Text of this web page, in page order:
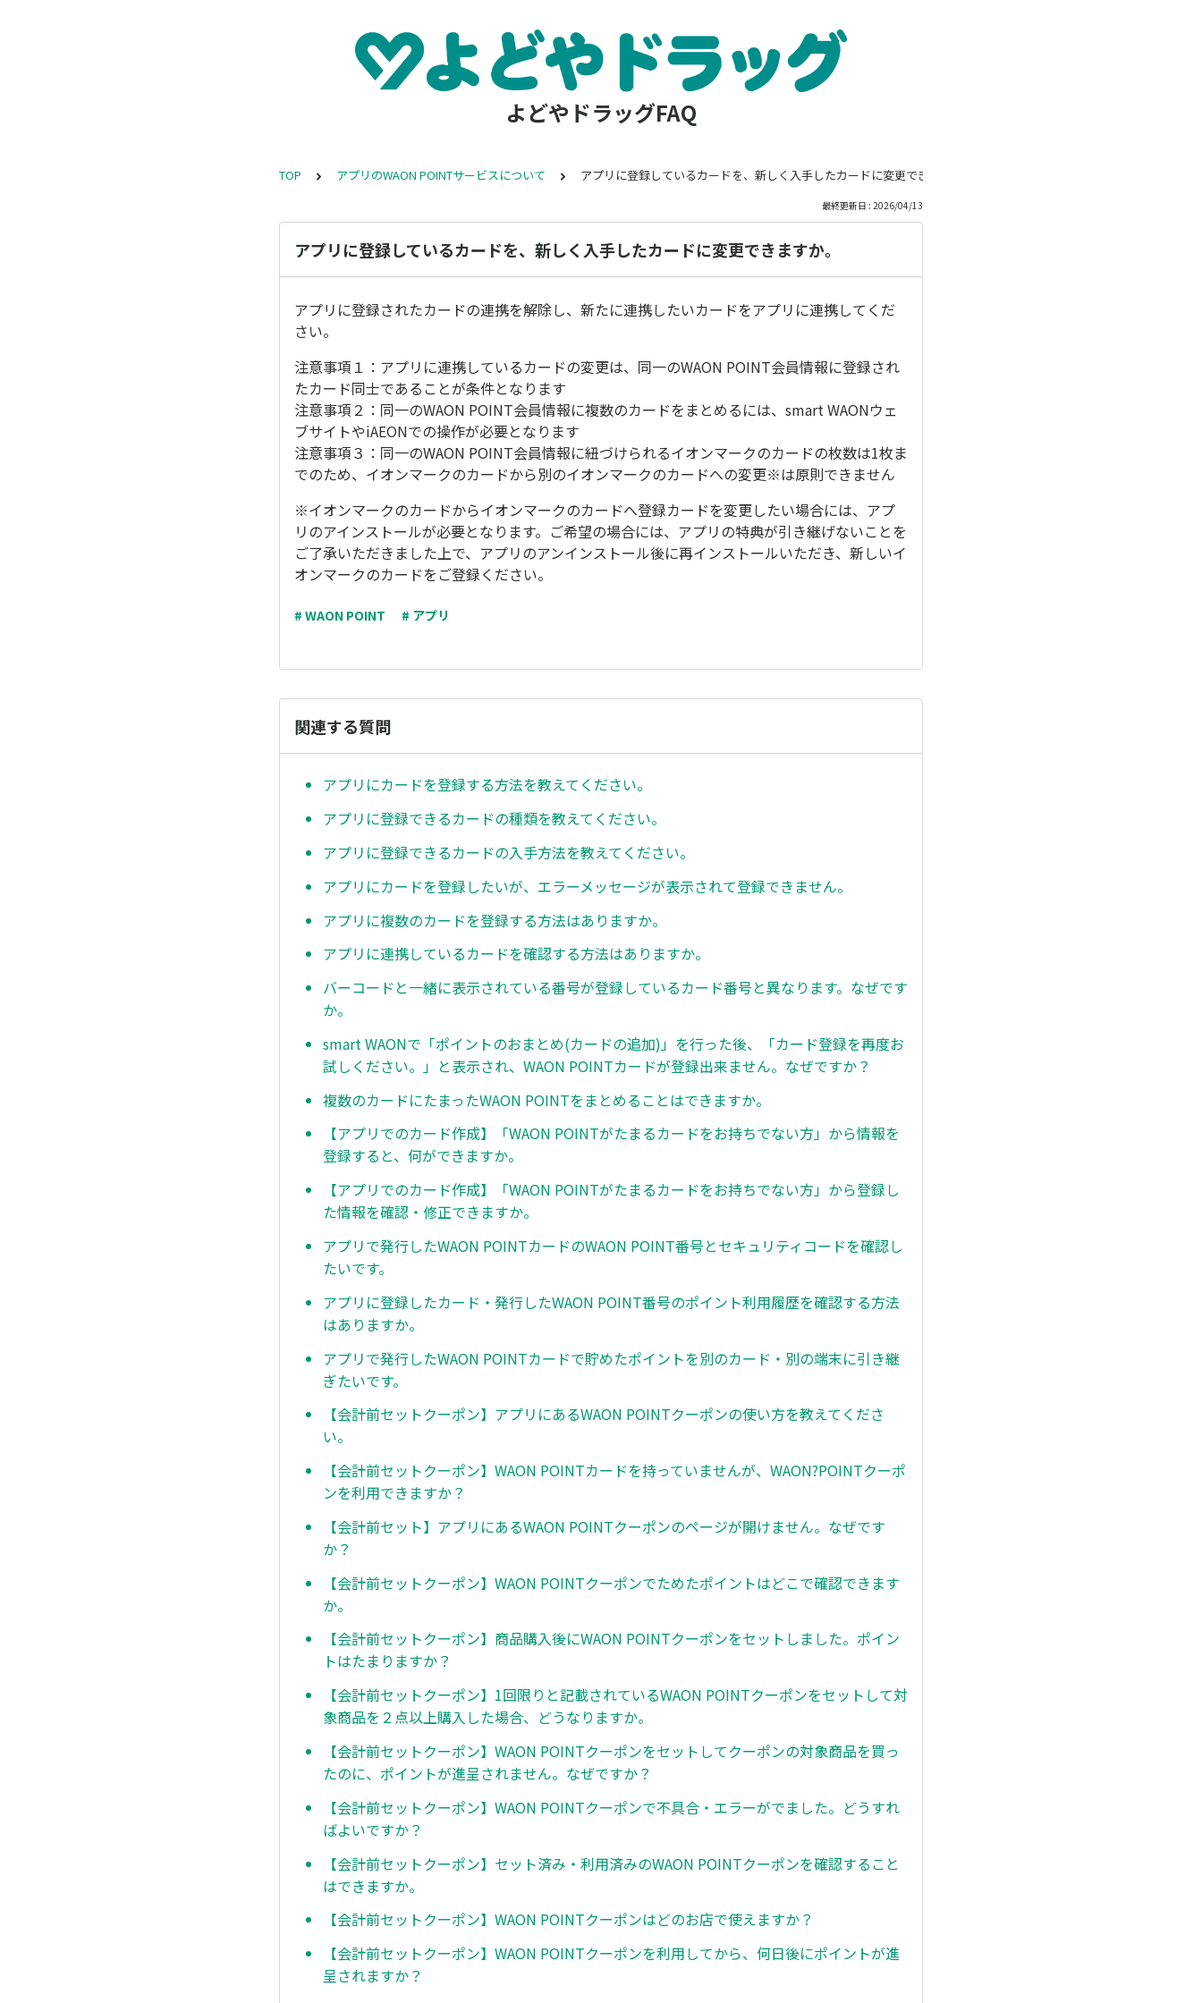
よどやドラッグFAQ
TOP アプリのWAON POINTサービスについて アプリに登録しているカードを、新しく入手したカードに変更できますか。
最終更新日 : 2026/04/13
アプリに登録しているカードを、新しく入手したカードに変更できますか。
アプリに登録されたカードの連携を解除し、新たに連携したいカードをアプリに連携してくだ
さい。
注意事項１：アプリに連携しているカードの変更は、同一のWAON POINT会員情報に登録され
たカード同士であることが条件となります
注意事項２：同一のWAON POINT会員情報に複数のカードをまとめるには、smart WAONウェ
ブサイトやiAEONでの操作が必要となります
注意事項３：同一のWAON POINT会員情報に紐づけられるイオンマークのカードの枚数は1枚ま
でのため、イオンマークのカードから別のイオンマークのカードへの変更※は原則できません
※イオンマークのカードからイオンマークのカードへ登録カードを変更したい場合には、アプ
リのアインストールが必要となります。ご希望の場合には、アプリの特典が引き継げないことを
ご了承いただきました上で、アプリのアンインストール後に再インストールいただき、新しいイ
オンマークのカードをご登録ください。
# WAON POINT # アプリ
関連する質問
アプリにカードを登録する方法を教えてください。
アプリに登録できるカードの種類を教えてください。
アプリに登録できるカードの入手方法を教えてください。
アプリにカードを登録したいが、エラーメッセージが表示されて登録できません。
アプリに複数のカードを登録する方法はありますか。
アプリに連携しているカードを確認する方法はありますか。
バーコードと一緒に表示されている番号が登録しているカード番号と異なります。なぜです
か。
smart WAONで「ポイントのおまとめ(カードの追加)」を行った後、「カード登録を再度お
試しください。」と表示され、WAON POINTカードが登録出来ません。なぜですか？
複数のカードにたまったWAON POINTをまとめることはできますか。
【アプリでのカード作成】「WAON POINTがたまるカードをお持ちでない方」から情報を
登録すると、何ができますか。
【アプリでのカード作成】「WAON POINTがたまるカードをお持ちでない方」から登録し
た情報を確認・修正できますか。
アプリで発行したWAON POINTカードのWAON POINT番号とセキュリティコードを確認し
たいです。
アプリに登録したカード・発行したWAON POINT番号のポイント利用履歴を確認する方法
はありますか。
アプリで発行したWAON POINTカードで貯めたポイントを別のカード・別の端末に引き継
ぎたいです。
【会計前セットクーポン】アプリにあるWAON POINTクーポンの使い方を教えてくださ
い。
【会計前セットクーポン】WAON POINTカードを持っていませんが、WAON?POINTクーポ
ンを利用できますか？
【会計前セット】アプリにあるWAON POINTクーポンのページが開けません。なぜです
か？
【会計前セットクーポン】WAON POINTクーポンでためたポイントはどこで確認できます
か。
【会計前セットクーポン】商品購入後にWAON POINTクーポンをセットしました。ポイン
トはたまりますか？
【会計前セットクーポン】1回限りと記載されているWAON POINTクーポンをセットして対
象商品を２点以上購入した場合、どうなりますか。
【会計前セットクーポン】WAON POINTクーポンをセットしてクーポンの対象商品を買っ
たのに、ポイントが進呈されません。なぜですか？
【会計前セットクーポン】WAON POINTクーポンで不具合・エラーがでました。どうすれ
ばよいですか？
【会計前セットクーポン】セット済み・利用済みのWAON POINTクーポンを確認すること
はできますか。
【会計前セットクーポン】WAON POINTクーポンはどのお店で使えますか？
【会計前セットクーポン】WAON POINTクーポンを利用してから、何日後にポイントが進
呈されますか？